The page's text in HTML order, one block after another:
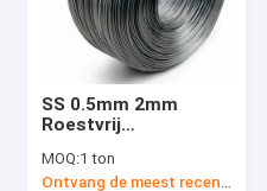
SS 0.5mm 2mm
Roestvrij
Koudgetrokken 304
904l 410
MOQ:1 ton